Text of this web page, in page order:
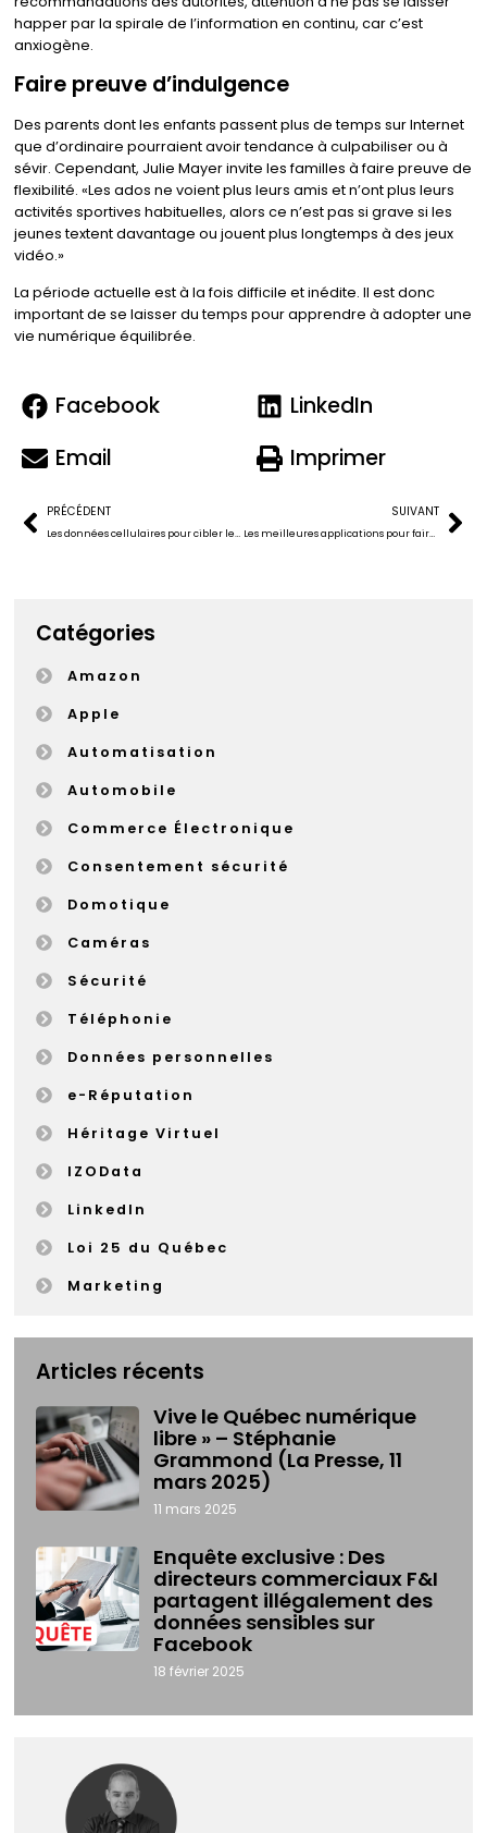
happer par la spirale de l’information en continu, car c’est
anxiogène.
Faire preuve d’indulgence
Des parents dont les enfants passent plus de temps sur Internet
que d’ordinaire pourraient avoir tendance à culpabiliser ou à
sévir. Cependant, Julie Mayer invite les familles à faire preuve de
flexibilité. Les ados ne voient plus leurs amis et n’ont plus leurs
activités sportives habituelles, alors ce n’est pas si grave si les
jeunes textent davantage ou jouent plus longtemps à des jeux
vidéo.
La période actuelle est à la fois difficile et inédite. Il est donc
important de se laisser du temps pour apprendre à adopter une
vie numérique équilibrée.
Facebook
LinkedIn
Email
Imprimer
PRÉCÉDENT
Les données cellulaires pour cibler les lieux de rassemblements ?
SUIVANT
Les meilleures applications pour faire des appels vidéo pendant le confinement
Catégories
Amazon
Apple
Automatisation
Automobile
Commerce Électronique
Consentement sécurité
Domotique
Caméras
Sécurité
Téléphonie
Données personnelles
e-Réputation
Héritage Virtuel
IZOData
LinkedIn
Loi 25 du Québec
Marketing
Articles récents
Vive le Québec numérique
libre » – Stéphanie
Grammond (La Presse, 11
mars 2025)
11 mars 2025
Enquête exclusive : Des
directeurs commerciaux F&I
partagent illégalement des
données sensibles sur
Facebook
18 février 2025